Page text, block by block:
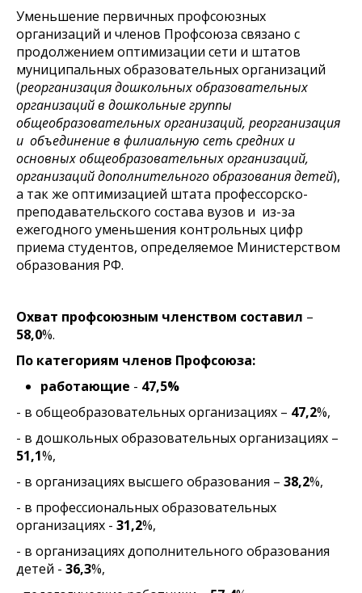
Уменьшение первичных профсоюзных
организаций и членов Профсоюза связано с
продолжением оптимизации сети и штатов
муниципальных образовательных организаций
(реорганизация дошкольных образовательных
организаций в дошкольные группы
общеобразовательных организаций, реорганизация
и объединение в филиальную сеть средних и
основных общеобразовательных организаций,
организаций дополнительного образования детей),
а так же оптимизацией штата профессорско-
преподавательского состава вузов и из-за
ежегодного уменьшения контрольных цифр
приема студентов, определяемое Министерством
образования РФ.
Охват профсоюзным членством составил –
58,0%.
По категориям членов Профсоюза:
работающие - 47,5%
- в общеобразовательных организациях – 47,2%,
- в дошкольных образовательных организациях –
51,1%,
- в организациях высшего образования – 38,2%,
- в профессиональных образовательных
организациях - 31,2%,
- в организациях дополнительного образования
детей - 36,3%,